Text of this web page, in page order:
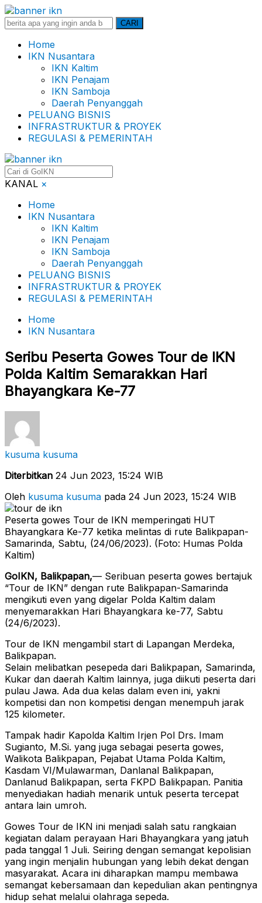
Search
CARI
Home
IKN Nusantara
IKN Kaltim
IKN Penajam
IKN Samboja
Daerah Penyanggah
PELUANG BISNIS
INFRASTRUKTUR & PROYEK
REGULASI & PEMERINTAH
KANAL ×
Home
IKN Nusantara
IKN Kaltim
IKN Penajam
IKN Samboja
Daerah Penyanggah
PELUANG BISNIS
INFRASTRUKTUR & PROYEK
REGULASI & PEMERINTAH
Home
IKN Nusantara
Seribu Peserta Gowes Tour de IKN
Polda Kaltim Semarakkan Hari
Bhayangkara Ke-77
kusuma kusuma
Diterbitkan 24 Jun 2023, 15:24 WIB
Oleh kusuma kusuma pada 24 Jun 2023, 15:24 WIB
Peserta gowes Tour de IKN memperingati HUT
Bhayangkara Ke-77 ketika melintas di rute Balikpapan-
Samarinda, Sabtu, (24/06/2023). (Foto: Humas Polda
Kaltim)
GoIKN, Balikpapan,— Seribuan peserta gowes bertajuk
“Tour de IKN” dengan rute Balikpapan-Samarinda
mengikuti even yang digelar Polda Kaltim dalam
menyemarakkan Hari Bhayangkara ke-77, Sabtu
(24/6/2023).
Tour de IKN mengambil start di Lapangan Merdeka,
Balikpapan.
Selain melibatkan pesepeda dari Balikpapan, Samarinda,
Kukar dan daerah Kaltim lainnya, juga diikuti peserta dari
pulau Jawa. Ada dua kelas dalam even ini, yakni
kompetisi dan non kompetisi dengan menempuh jarak
125 kilometer.
Tampak hadir Kapolda Kaltim Irjen Pol Drs. Imam
Sugianto, M.Si. yang juga sebagai peserta gowes,
Walikota Balikpapan, Pejabat Utama Polda Kaltim,
Kasdam VI/Mulawarman, Danlanal Balikpapan,
Danlanud Balikpapan, serta FKPD Balikpapan. Panitia
menyediakan hadiah menarik untuk peserta tercepat
antara lain umroh.
Gowes Tour de IKN ini menjadi salah satu rangkaian
kegiatan dalam perayaan Hari Bhayangkara yang jatuh
pada tanggal 1 Juli. Seiring dengan semangat kepolisian
yang ingin menjalin hubungan yang lebih dekat dengan
masyarakat. Acara ini diharapkan mampu membawa
semangat kebersamaan dan kepedulian akan pentingnya
hidup sehat melalui olahraga sepeda.